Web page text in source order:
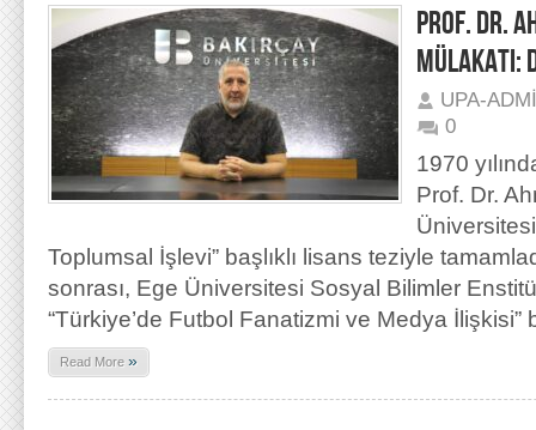
PROF. DR.
MÜLAKATI:
UPA-
0
1970
Prof. Dr.
Toplumsal İşlevi” başlıklı lisans teziyle
sonrası, Ege Üniversitesi Sosyal Bilimler
“Türkiye’de Futbol Fanatizmi ve Medya İlişkisi”
Read More »